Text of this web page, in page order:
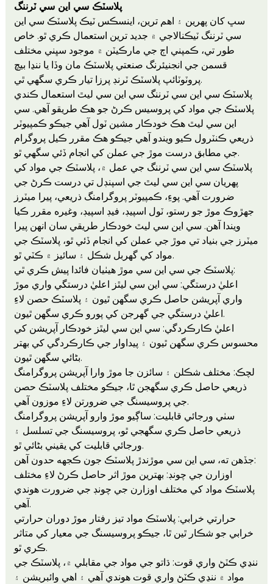
پلاسٽڪ سي اين سي ٽرننگ
سڀ کان پهرين ۽ اهم ترين، اينسڪس ٽيڪ پلاسٽڪ سي اين
سي ٽرننگ ٽيڪنالاجي ۾ جديد ترين استعمال ڪري ٿو. خاص
طور تي، ڪمپني اڄ جي مارڪيٽن ۾ موجود سڀني مختلف
قسمن جي انجنيئرنگ صنعتي پلاسٽڪ مان وڏا يا ننڍا بيچ
پروٽوٽائپ پلاسٽڪ ٽرنڊ پرزا تيار ڪري سگهي ٿي.
پلاسٽڪ سي اين سي ٽرننگ سي اين سي ليٿ استعمال ڪندي
پلاسٽڪ جي مواد کي پروسيس ڪرڻ جو هڪ طريقو آهي. سي
اين سي ليٿ هڪ خودڪار مشين ٽول آهي جيڪو ڪمپيوٽر
ذريعي ڪنٽرول ڪيو ويندو آهي جيڪو هڪ مقرر ڪيل پروگرام
جي مطابق درست موڙ جي عملن کي انجام ڏئي سگهي ٿو.
پلاسٽڪ سي اين سي ٽرننگ جي عمل ۾، پلاسٽڪ جي مواد کي
پهريان سي اين سي ليٿ جي اسپنڊل تي درست ڪرڻ جي
ضرورت آهي. پوءِ، ڪمپيوٽر پروگرامنگ ذريعي، پيرا ميٽرز
جهڙوڪ موڙ جو رستو، ٽول اسپيڊ، فيڊ اسپيڊ، وغيره مقرر ڪيا
ويندا آهن. سي اين سي ليٿ خودڪار طريقي سان انهن پيرا
ميٽرز جي بنياد تي موڙ جي عملن کي انجام ڏئي ٿو، پلاسٽڪ جي
مواد کي گهربل شڪل ۽ سائيز ۾ ڪٽي ٿو.
پلاسٽڪ جي سي اين سي موڙ هيٺيان فائدا پيش ڪري ٿي:
اعليٰ درستگي: سي اين سي ليٿز اعليٰ درستگي واري موڙ
واري آپريشن حاصل ڪري سگھن ٿيون ۽ پلاسٽڪ حصن لاءِ
اعليٰ درستگي جي گهرجن کي پورو ڪري سگھن ٿيون.
اعليٰ ڪارڪردگي: سي اين سي ليٿز خودڪار آپريشن کي
محسوس ڪري سگھن ٿيون ۽ پيداوار جي ڪارڪردگي کي بهتر
بڻائي سگھن ٿيون.
لچڪ: مختلف شڪلن ۽ سائزن جا موڙ وارا آپريشن پروگرامنگ
ذريعي حاصل ڪري سگھجن ٿا، جيڪو مختلف پلاسٽڪ حصن
جي پروسيسنگ جي ضرورتن لاءِ موزون آهي.
سٺي ورجائي قابليت: ساڳيو موڙ وارو آپريشن پروگرامنگ
ذريعي حاصل ڪري سگهجي ٿو، پروسيسنگ جي تسلسل ۽
ورجائي قابليت کي يقيني بڻائي ٿو.
جڏهن ته، سي اين سي موڙندڙ پلاسٽڪ جون ڪجهه حدون آهن:
اوزارن جي چونڊ: بهترين موڙ اثر حاصل ڪرڻ لاءِ مختلف
پلاسٽڪ مواد کي مختلف اوزارن جي چونڊ جي ضرورت هوندي
آهي.
حرارتي خرابي: پلاسٽڪ مواد تيز رفتار موڙ دوران حرارتي
خرابي جو شڪار ٿين ٿا، جيڪو پروسيسنگ جي معيار کي متاثر
ڪري ٿو.
ننڍي ڪٽڻ واري قوت: ڌاتو جي مواد جي مقابلي ۾، پلاسٽڪ جي
مواد ۾ ننڍي ڪٽڻ واري قوت هوندي آهي ۽ اهي وائبريشن ۽